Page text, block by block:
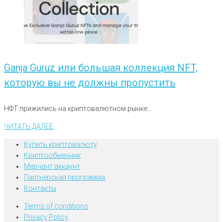
Ganja Guruz или большая коллекция NFT,
которую вы не должны пропустить
НФТ прижились на криптовалютном рынке...
ЧИТАТЬ ДАЛЕЕ
Купить криптовалюту
Криптообменник
Мерчант аккаунт
Партнерская программа
Контакты
Terms of conditions
Privacy Policy